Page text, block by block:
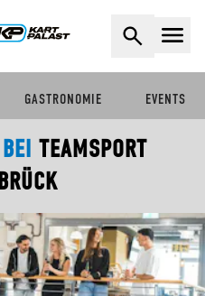
GASTRONOMIE EVENTS
TEAMSPORT